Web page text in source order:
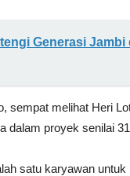
Generasi
sempat melihat Heri
dalam proyek senilai
satu karyawan